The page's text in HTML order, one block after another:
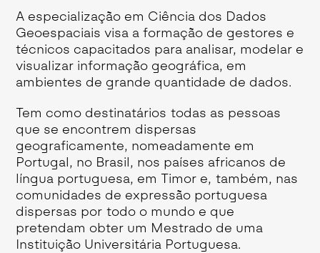
A especialização em Ciência dos Dados
Geoespaciais visa a formação de gestores e
técnicos capacitados para analisar, modelar e
visualizar informação geográfica, em
ambientes de grande quantidade de dados.
Tem como destinatários todas as pessoas
que se encontrem dispersas
geograficamente, nomeadamente em
Portugal, no Brasil, nos países africanos de
língua portuguesa, em Timor e, também, nas
comunidades de expressão portuguesa
dispersas por todo o mundo e que
pretendam obter um Mestrado de uma
Instituição Universitária Portuguesa.